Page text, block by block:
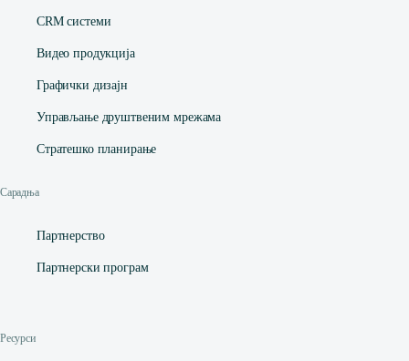
CRM системи
Видео продукција
Графички дизајн
Управљање друштвеним мрежама
Стратешко планирање
Сарадња
Партнерство
Партнерски програм
Ресурси